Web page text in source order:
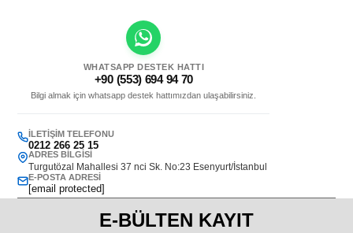
WHATSAPP DESTEK HATTI
+90 (553) 694 94 70
Bilgi almak için whatsapp destek hattımızdan ulaşabilirsiniz.
İLETIŞIM TELEFONU
0212 266 25 15
ADRES BILGISI
Turgutözal Mahallesi 37 nci Sk. No:23 Esenyurt/İstanbul
E-POSTA ADRESI
[email protected]
E-BÜLTEN KAYIT